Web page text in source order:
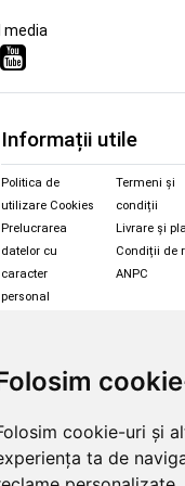
cookie-uri și
ta de
media
Informații utile
Politica de
utilizare Cookies
Prelucrarea
datelor cu
caracter
personal
Termeni și
condiții
Livrare și
Condiții de
ANPC
SDS